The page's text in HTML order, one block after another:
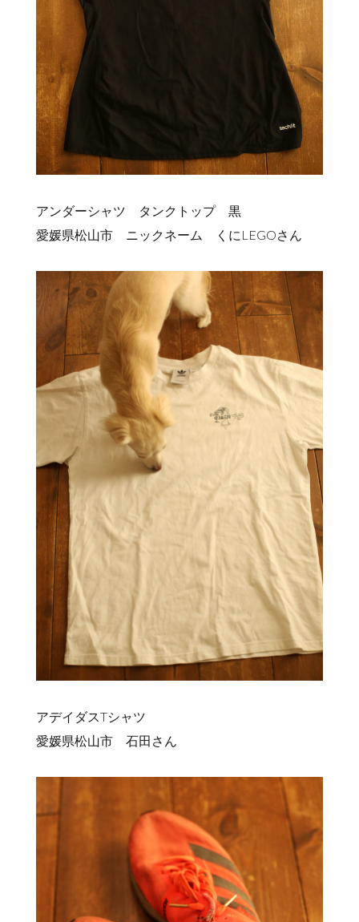
アンダーシャツ タンクトップ 黒
愛媛県松山市 ニックネーム くにLEGOさん
アデイダスTシャツ
愛媛県松山市 石田さん